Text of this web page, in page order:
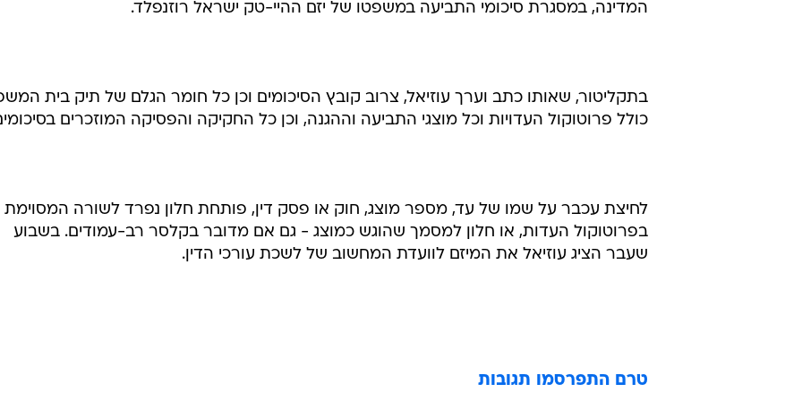
המדינה, במסגרת סיכומי התביעה במשפטו של יזם ההיי-טק ישראל רוזנפלד.
בתקליטור, שאותו כתב וערך עוזיאל, צרוב קובץ הסיכומים וכן כל חומר הגלם של תיק בית
כולל פרוטוקול העדויות וכל מוצגי התביעה וההגנה, וכן כל החקיקה והפסיקה המוזכרים
לחיצת עכבר על שמו של עד, מספר מוצג, חוק או פסק דין, פותחת חלון נפרד לשורה המסוימת
בפרוטוקול העדות, או חלון למסמך שהוגש כמוצג - גם אם מדובר בקלסר רב-עמודים. בשבוע
שעבר הציג עוזיאל את המיזם לוועדת המחשוב של לשכת עורכי הדין.
טרם התפרסמו תגובות